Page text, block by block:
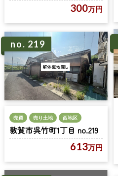
300万円
no. 219
売買 売り土地 西地区
敦賀市呉竹町1丁目 no.219
613万円